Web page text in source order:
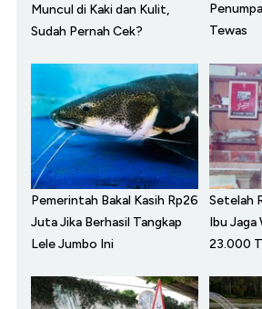
Muncul di Kaki dan Kulit,
Sudah Pernah Cek?
Tewas
Pemerintah Bakal Kasih Rp26
Juta Jika Berhasil Tangkap
Lele Jumbo Ini
Setelah
Ibu Jaga
23.000